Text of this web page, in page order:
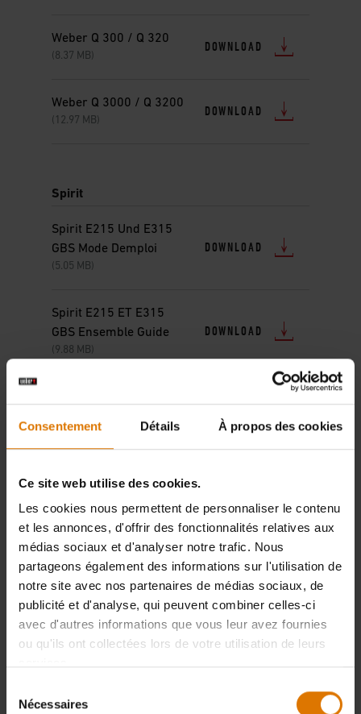
Consentement Détails À propos des cookies
Ce site web utilise des cookies.
Les cookies nous permettent de personnaliser le contenu
et les annonces, d'offrir des fonctionnalités relatives aux
médias sociaux et d'analyser notre trafic. Nous
partageons également des informations sur l'utilisation de
notre site avec nos partenaires de médias sociaux, de
publicité et d'analyse, qui peuvent combiner celles-ci
avec d'autres informations que vous leur avez fournies
ou qu'ils ont collectées lors de votre utilisation de leurs
Nécessaires
Weber Q 300 / Q 320
(8.37 MB)
DOWNLOAD
Weber Q 3000 / Q 3200
(12.97 MB)
DOWNLOAD
Spirit
Spirit E215 Und E315
GBS Mode Demploi
(5.05 MB)
DOWNLOAD
Spirit E215 ET E315
GBS Ensemble Guide
(9.88 MB)
DOWNLOAD
(5.9 MB)
DOWNLOAD
Spirit E225 ET E325
Spirit E 325 S GBS
Ensemble Guide
(8.22 MB)
DOWNLOAD
Spirit E325S GBS Mode
Demploi
DOWNLOAD